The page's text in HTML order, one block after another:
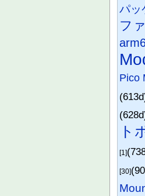
パッ
フ
Pico
ト
[1]
[30]